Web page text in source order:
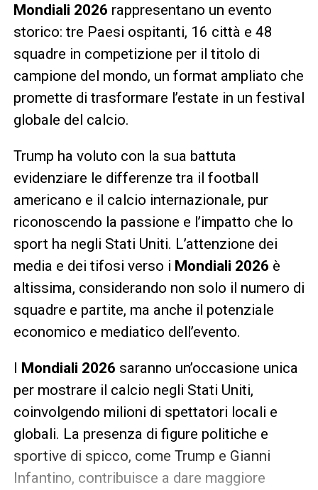
Mondiali 2026 rappresentano un evento
storico: tre Paesi ospitanti, 16 città e 48
squadre in competizione per il titolo di
campione del mondo, un format ampliato che
promette di trasformare l’estate in un festival
globale del calcio.
Trump ha voluto con la sua battuta
evidenziare le differenze tra il football
americano e il calcio internazionale, pur
riconoscendo la passione e l’impatto che lo
sport ha negli Stati Uniti. L’attenzione dei
media e dei tifosi verso i Mondiali 2026 è
altissima, considerando non solo il numero di
squadre e partite, ma anche il potenziale
economico e mediatico dell’evento.
I Mondiali 2026 saranno un’occasione unica
per mostrare il calcio negli Stati Uniti,
coinvolgendo milioni di spettatori locali e
globali. La presenza di figure politiche e
sportive di spicco, come Trump e Gianni
Infantino, contribuisce a dare maggiore